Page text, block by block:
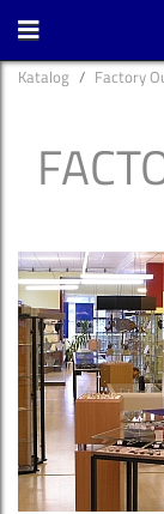
Katalog Factory